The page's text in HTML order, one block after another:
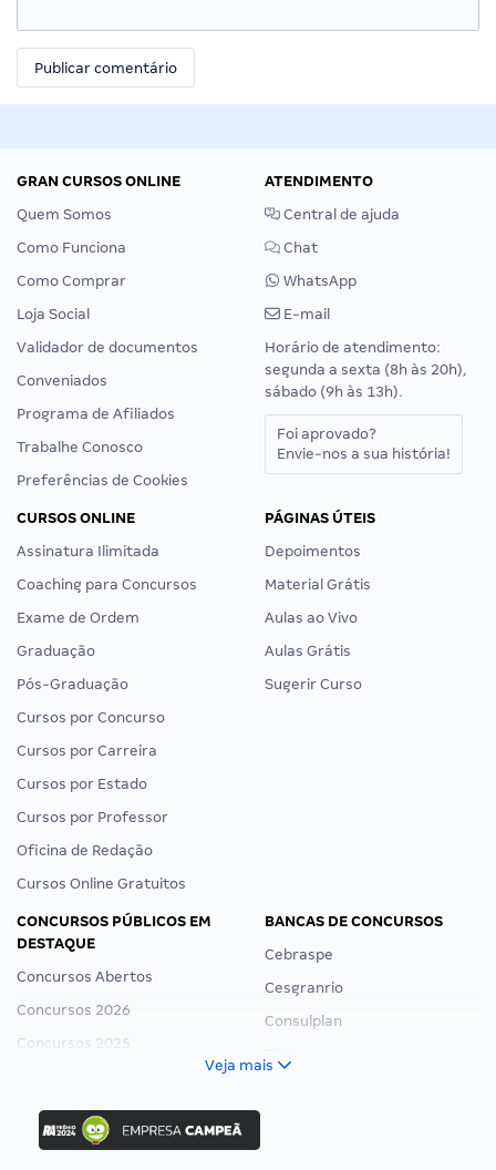
GRAN CURSOS ONLINE
Quem Somos
Como Funciona
Como Comprar
Loja Social
Validador de documentos
Conveniados
Programa de Afiliados
Trabalhe Conosco
Preferências de Cookies
ATENDIMENTO
Central de ajuda
Chat
WhatsApp
E-mail
Horário de atendimento:
segunda a sexta (8h às 20h),
sábado (9h às 13h).
Foi aprovado?
Envie-nos a sua história!
CURSOS ONLINE
Assinatura Ilimitada
Coaching para Concursos
Exame de Ordem
Graduação
Pós-Graduação
Cursos por Concurso
Cursos por Carreira
Cursos por Estado
Cursos por Professor
Oficina de Redação
Cursos Online Gratuitos
PÁGINAS ÚTEIS
Depoimentos
Material Grátis
Aulas ao Vivo
Aulas Grátis
Sugerir Curso
CONCURSOS PÚBLICOS EM
DESTAQUE
Concursos Abertos
Concursos 2026
Concursos 2025
Concurso Ibama
Concurso MPU
BANCAS DE CONCURSOS
Cebraspe
Cesgranrio
Consulplan
Veja mais